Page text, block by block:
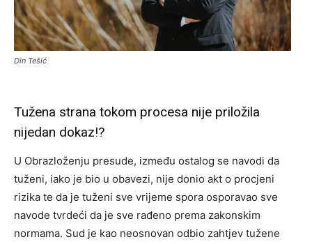
Din Tešić
Tužena strana tokom procesa nije priložila
nijedan dokaz!?
U Obrazloženju presude, između ostalog se navodi da
tuženi, iako je bio u obavezi, nije donio akt o procjeni
rizika te da je tuženi sve vrijeme spora osporavao sve
navode tvrdeći da je sve rađeno prema zakonskim
normama. Sud je kao neosnovan odbio zahtjev tužene